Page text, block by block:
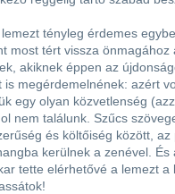
lemezt tényleg érdemes
most tért vissza
akiknek éppen az
is megérdemelnének: azért
egy olyan közvetlenség
nem találunk. Szűcs
és költőiség között,
kerülnek a zenével.
tette elérhetővé a lemezt a